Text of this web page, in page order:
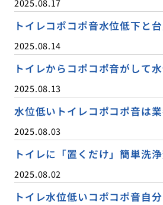
2025.08.17
トイレコポコポ音水位低下と
2025.08.14
トイレからコポコポ音がして
2025.08.13
水位低いトイレコポコポ音は
2025.08.03
トイレに「置くだけ」簡単洗
2025.08.02
トイレ水位低いコポコポ音自